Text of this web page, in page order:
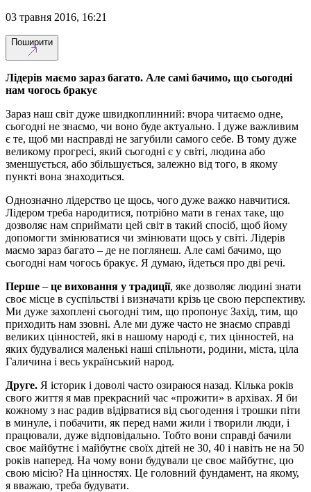
03 травня 2016, 16:21
Поширити
Лідерів маємо зараз багато. Але самі бачимо, що сьогодні
нам чогось бракує
Зараз наш світ дуже швидкоплинний: вчора читаємо одне,
сьогодні не знаємо, чи воно буде актуально. І дуже важливим
є те, щоб ми насправді не загубили самого себе. В тому дуже
великому прогресі, який сьогодні є у світі, людина або
зменшується, або збільшується, залежно від того, в якому
пункті вона знаходиться.
Однозначно лідерство це щось, чого дуже важко навчитися.
Лідером треба народитися, потрібно мати в генах таке, що
дозволяє нам сприймати цей світ в такий спосіб, щоб йому
допомогти змінюватися чи змінювати щось у світі. Лідерів
маємо зараз багато – де не поглянеш. Але самі бачимо, що
сьогодні нам чогось бракує. Я думаю, йдеться про дві речі.
Перше – це виховання у традиції, яке дозволяє людині знати
своє місце в суспільстві і визначати крізь це свою перспективу.
Ми дуже захоплені сьогодні тим, що пропонує Захід, тим, що
приходить нам ззовні. Але ми дуже часто не знаємо справді
великих цінностей, які в нашому народі є, тих цінностей, на
яких будувалися маленькі наші спільноти, родини, міста, ціла
Галичина і весь український народ.
Друге. Я історик і доволі часто озираюся назад. Кілька років
свого життя я мав прекрасний час «прожити» в архівах. Я би
кожному з нас радив відірватися від сьогодення і трошки піти
в минуле, і побачити, як перед нами жили і творили люди, і
працювали, дуже відповідально. Тобто вони справді бачили
своє майбутнє і майбутнє своїх дітей не 30, 40 і навіть не на 50
років наперед. На чому вони будували це своє майбутнє, цю
свою місію? На цінностях. Це головний фундамент, на якому,
я вважаю, треба будувати.